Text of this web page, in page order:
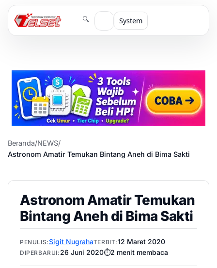
🔍 System
Beranda/NEWS/
Astronom Amatir Temukan Bintang Aneh di Bima Sakti
Astronom Amatir Temukan
Bintang Aneh di Bima Sakti
PENULIS:Sigit NugrahaTERBIT:12 Maret 2020
DIPERBARUI: 26 Juni 2020⏱️2 menit membaca